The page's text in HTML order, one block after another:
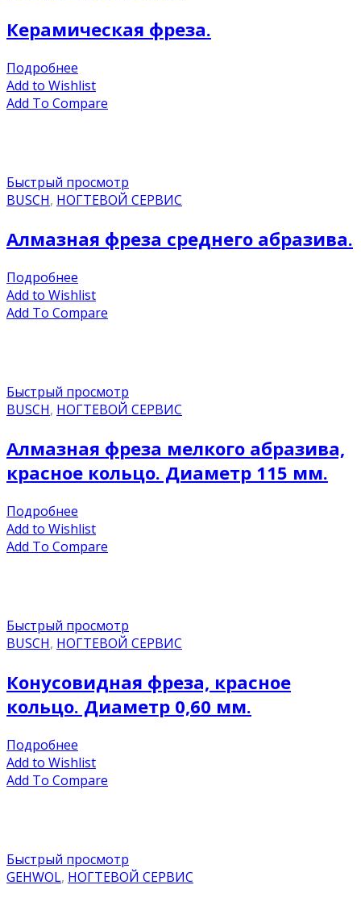
Керамическая фреза.
Подробнее
Add to Wishlist
Add To Compare
Быстрый просмотр
BUSCH, НОГТЕВОЙ СЕРВИС
Алмазная фреза среднего абразива.
Подробнее
Add to Wishlist
Add To Compare
Быстрый просмотр
BUSCH, НОГТЕВОЙ СЕРВИС
Алмазная фреза мелкого абразива,
красное кольцо. Диаметр 115 мм.
Подробнее
Add to Wishlist
Add To Compare
Быстрый просмотр
BUSCH, НОГТЕВОЙ СЕРВИС
Конусовидная фреза, красное
кольцо. Диаметр 0,60 мм.
Подробнее
Add to Wishlist
Add To Compare
Быстрый просмотр
GEHWOL, НОГТЕВОЙ СЕРВИС